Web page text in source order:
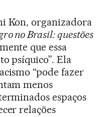
Kon, organizadora
no Brasil: questões
que essa
psíquico”. Ela
“pode fazer
menos
espaços
relações